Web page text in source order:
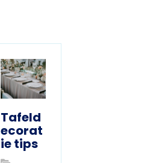
Tafeld
ecorat
ie tips